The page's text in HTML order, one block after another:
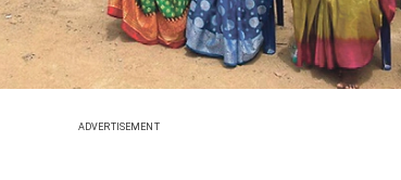
ADVERTISEMENT